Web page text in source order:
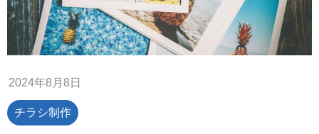
2024年8月8日
チラシ制作